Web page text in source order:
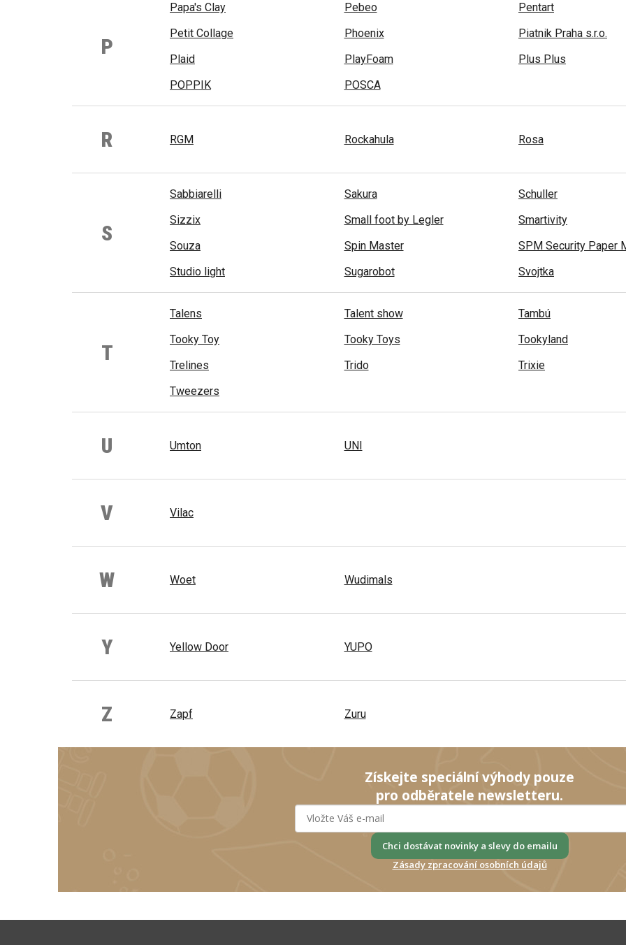
P
Papa's Clay Pebeo Pentart
Petit Collage
Phoenix Piatnik Praha s.r.o.
Plaid
PlayFoam Plus Plus
POPPIK
POSCA
R RGM Rockahula Rosa
S
Sabbiarelli Sakura Schuller
Sizzix
Small foot by Legler Smartivity
Souza
Spin Master SPM Security Paper
Studio light
Sugarobot Svojtka
T
Talens Talent show Tambú
Tooky Toy
Tooky Toys Tookyland
Trelines
Trido Trixie
Tweezers
U Umton UNI
V Vilac
W Woet Wudimals
Y Yellow Door YUPO
Z Zapf Zuru
Získejte speciální výhody pouze
pro odběratele newsletteru.
Chci dostávat novinky a slevy do emailu
Zásady zpracování osobních údajů